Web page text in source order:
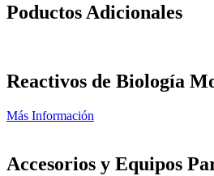
Poductos Adicionales
Reactivos de Biología
Más Información
Accesorios y Equipos